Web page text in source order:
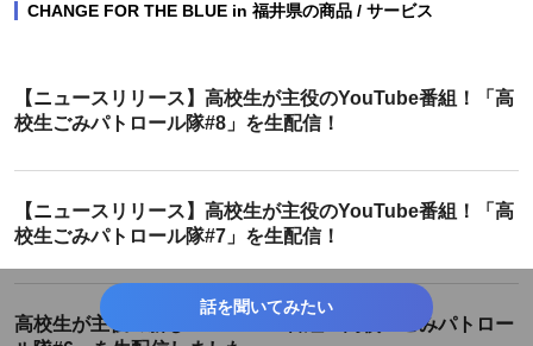
CHANGE FOR THE BLUE in 福井県の商品 / サービス
【ニュースリリース】高校生が主役のYouTube番組！「高
校生ごみパトロール隊#8」を生配信！
【ニュースリリース】高校生が主役のYouTube番組！「高
校生ごみパトロール隊#7」を生配信！
高校生が主役の新しいYouTube番組「高校生ごみパトロー
話を聞いてみたい